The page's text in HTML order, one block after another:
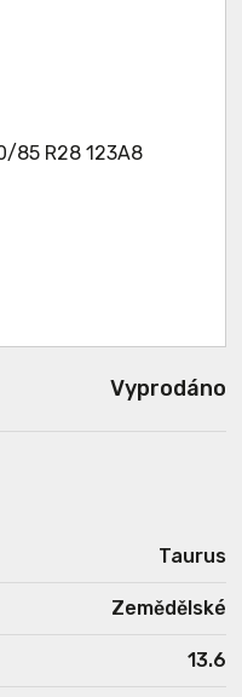
Vyprodáno
Taurus
Zemědělské
13.6